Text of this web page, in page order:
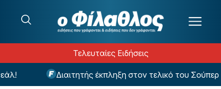
Τελευταίες Ειδήσεις
Διαιτητής έκπληξη στον τελικό του Σούπερ